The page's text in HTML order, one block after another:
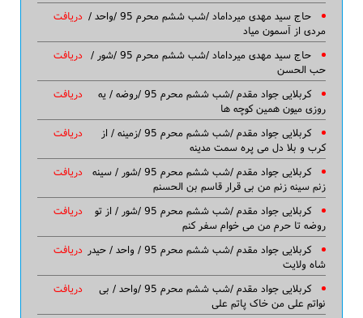
دریافت حاج سید مهدی میرداماد /شب ششم محرم 95 /واحد /
مردی از آسمون میاد
دریافت حاج سید مهدی میرداماد /شب ششم محرم 95 /شور /
حب الحسن
دریافت
کربلایی جواد مقدم /شب ششم محرم 95 /روضه / یه
روزی میون همین کوچه ها
دریافت
کربلایی جواد مقدم /شب ششم محرم 95 /زمینه / از
کرب و بلا دل می پره سمت مدینه
دریافت
کربلایی جواد مقدم /شب ششم محرم 95 /شور / سینه
زنم سینه زنم من بی قرار قاسم بن الحسنم
دریافت
کربلایی جواد مقدم /شب ششم محرم 95 /شور / از تو
روضه تا حرم من می خوام سفر کنم
دریافت کربلایی جواد مقدم /شب ششم محرم 95 / واحد / حیدر
شاه ولایت
دریافت
کربلایی جواد مقدم /شب ششم محرم 95 /واحد / بی
نواتم علی من خاک پاتم علی